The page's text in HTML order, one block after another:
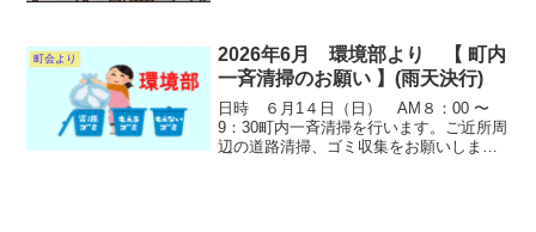
い殻や他の物（スチ-ル缶、...
町会より
2026年6月 環境部より 【 町内
一斉清掃のお願い 】(雨天決行)
日時 ６月1４日（日） AM８：00 〜
9：30町内一斉清掃を行います。ご近所周
辺の道路清掃、ゴミ収集をお願いしま